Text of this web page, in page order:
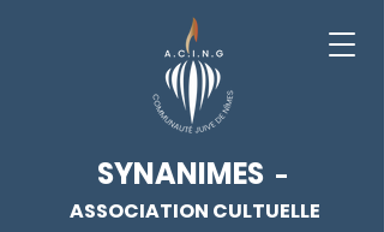
SYNANIMES -
ASSOCIATION CULTUELLE